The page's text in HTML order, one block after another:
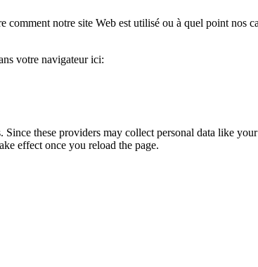
notre site Web est utilisé ou à quel point nos
votre navigateur ici:
these providers may collect personal data like
effect once you reload the page.